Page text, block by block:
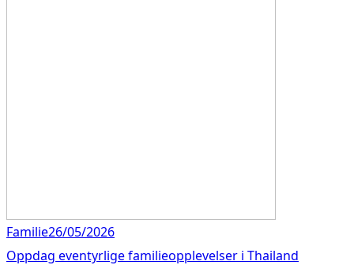
Familie26/05/2026
Oppdag eventyrlige familieopplevelser i Thailand